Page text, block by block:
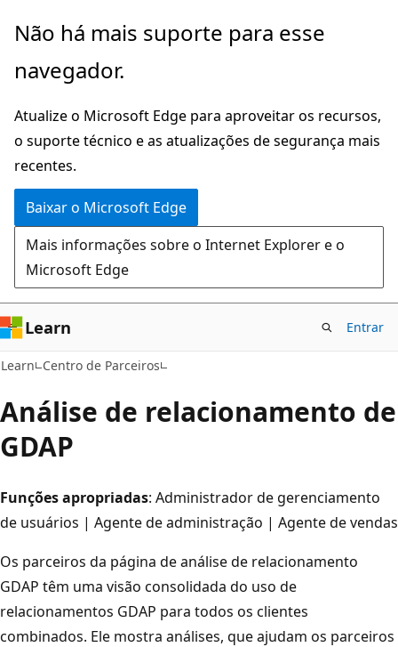
Pular
o
principal
Não há mais suporte para esse
navegador.
Atualize o Microsoft Edge para aproveitar os recursos,
o suporte técnico e as atualizações de segurança mais
recentes.
Baixar o Microsoft Edge
Mais informações sobre o Internet Explorer e o
Microsoft Edge
Learn Entrar
Learn Centro de Parceiros
Análise de relacionamento de
GDAP
Funções apropriadas: Administrador de gerenciamento
de usuários | Agente de administração | Agente de vendas
Os parceiros da página de análise de relacionamento
GDAP têm uma visão consolidada do uso de
relacionamentos GDAP para todos os clientes
combinados. Ele mostra análises, que ajudam os parceiros